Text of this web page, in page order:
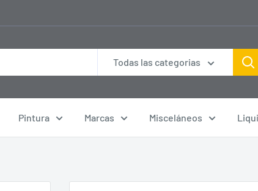
Todas las categorias
Pintura Marcas Misceláneos